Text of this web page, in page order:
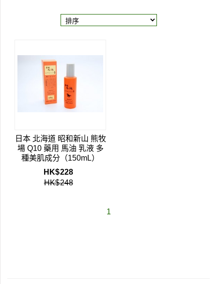
語言
日本 北海道 昭和新山 熊牧
場 Q10 藥用 馬油 乳液 多
種美肌成分（150mL）
HK$228
HK$248
1